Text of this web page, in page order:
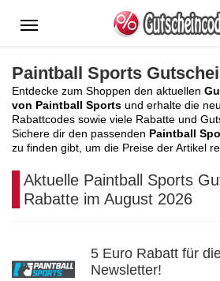
Menü
Paintball Sports
Entdecke zum Shoppen den aktuellen
von Paintball Sports und erhalte die
Rabattcodes sowie viele Rabatte und
Sichere dir den passenden Paintball
zu finden gibt, um die Preise der Artikel
Aktuelle Paintball Sports
Rabatte im August 2026
5 Euro Rabatt für
Newsletter!